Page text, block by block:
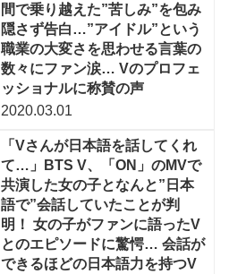
間で乗り越えた”苦しみ”を包み
隠さず告白…”アイドル”という
職業の大変さを思わせる言葉の
数々にファン涙… Vのプロフェ
ッショナルに称賛の声
2020.03.01
「Vさんが日本語を話してくれ
て…」BTS V、「ON」のMVで
共演した女の子となんと”日本
語で”会話していたことが判
明！ 女の子がファンに語ったV
とのエピソードに驚愕… 会話が
できるほどの日本語力を持つV